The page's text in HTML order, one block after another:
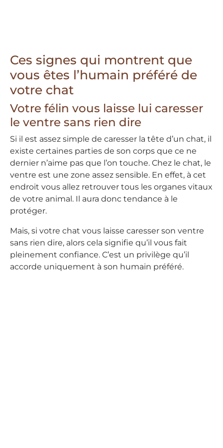
Ces signes qui montrent que
vous êtes l’humain préféré de
votre chat
Votre félin vous laisse lui caresser
le ventre sans rien dire
Si il est assez simple de caresser la tête d’un chat, il
existe certaines parties de son corps que ce ne
dernier n’aime pas que l’on touche. Chez le chat, le
ventre est une zone assez sensible. En effet, à cet
endroit vous allez retrouver tous les organes vitaux
de votre animal. Il aura donc tendance à le
protéger.
Mais, si votre chat vous laisse caresser son ventre
sans rien dire, alors cela signifie qu’il vous fait
pleinement confiance. C’est un privilège qu’il
accorde uniquement à son humain préféré.